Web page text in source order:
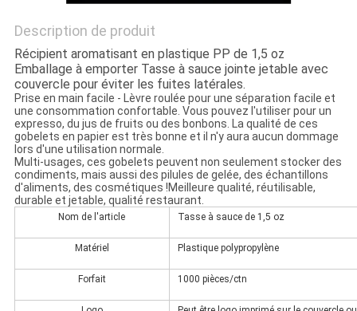
Description de produit
Récipient aromatisant en plastique PP de 1,5 oz
Emballage à emporter Tasse à sauce jointe jetable avec
couvercle pour éviter les fuites latérales.
Prise en main facile - Lèvre roulée pour une séparation facile et
une consommation confortable. Vous pouvez l'utiliser pour un
expresso, du jus de fruits ou des bonbons. La qualité de ces
gobelets en papier est très bonne et il n'y aura aucun dommage
lors d'une utilisation normale.
Multi-usages, ces gobelets peuvent non seulement stocker des
condiments, mais aussi des pilules de gelée, des échantillons
d'aliments, des cosmétiques !Meilleure qualité, réutilisable,
durable et jetable, qualité restaurant.
Nom de l'article Tasse à sauce de 1,5 oz
Matériel Plastique polypropylène
Forfait 1000 pièces/ctn